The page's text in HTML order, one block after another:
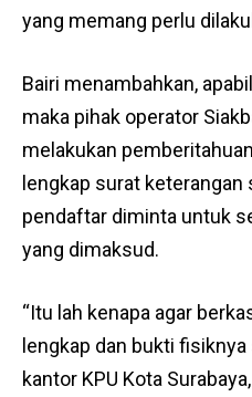
yang memang perlu
Bairi menambahkan,
maka pihak operator
melakukan
lengkap surat keterangan
pendaftar diminta untuk
yang dimaksud.
“Itu lah kenapa agar
lengkap dan bukti
kantor KPU Kota